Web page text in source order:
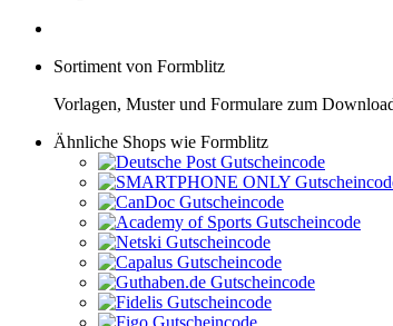
Sortiment von Formblitz
Vorlagen, Muster und Formulare zum
Ähnliche Shops wie Formblitz